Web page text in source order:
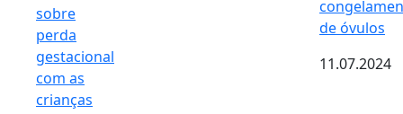
sobre
perda
gestacional
com as
crianças
de óvulos
11.07.2024